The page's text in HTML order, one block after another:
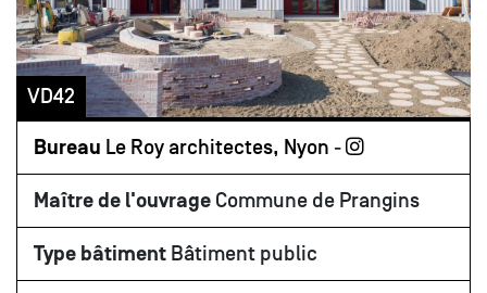
VD42
Bureau Le Roy architectes, Nyon -
Maître de l'ouvrage Commune de Prangins
Type bâtiment Bâtiment public